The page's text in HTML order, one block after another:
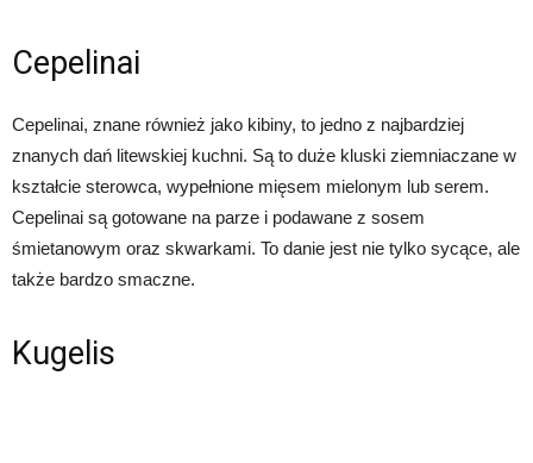
Cepelinai
Cepelinai, znane również jako kibiny, to jedno z najbardziej
znanych dań litewskiej kuchni. Są to duże kluski ziemniaczane w
kształcie sterowca, wypełnione mięsem mielonym lub serem.
Cepelinai są gotowane na parze i podawane z sosem
śmietanowym oraz skwarkami. To danie jest nie tylko sycące, ale
także bardzo smaczne.
Kugelis